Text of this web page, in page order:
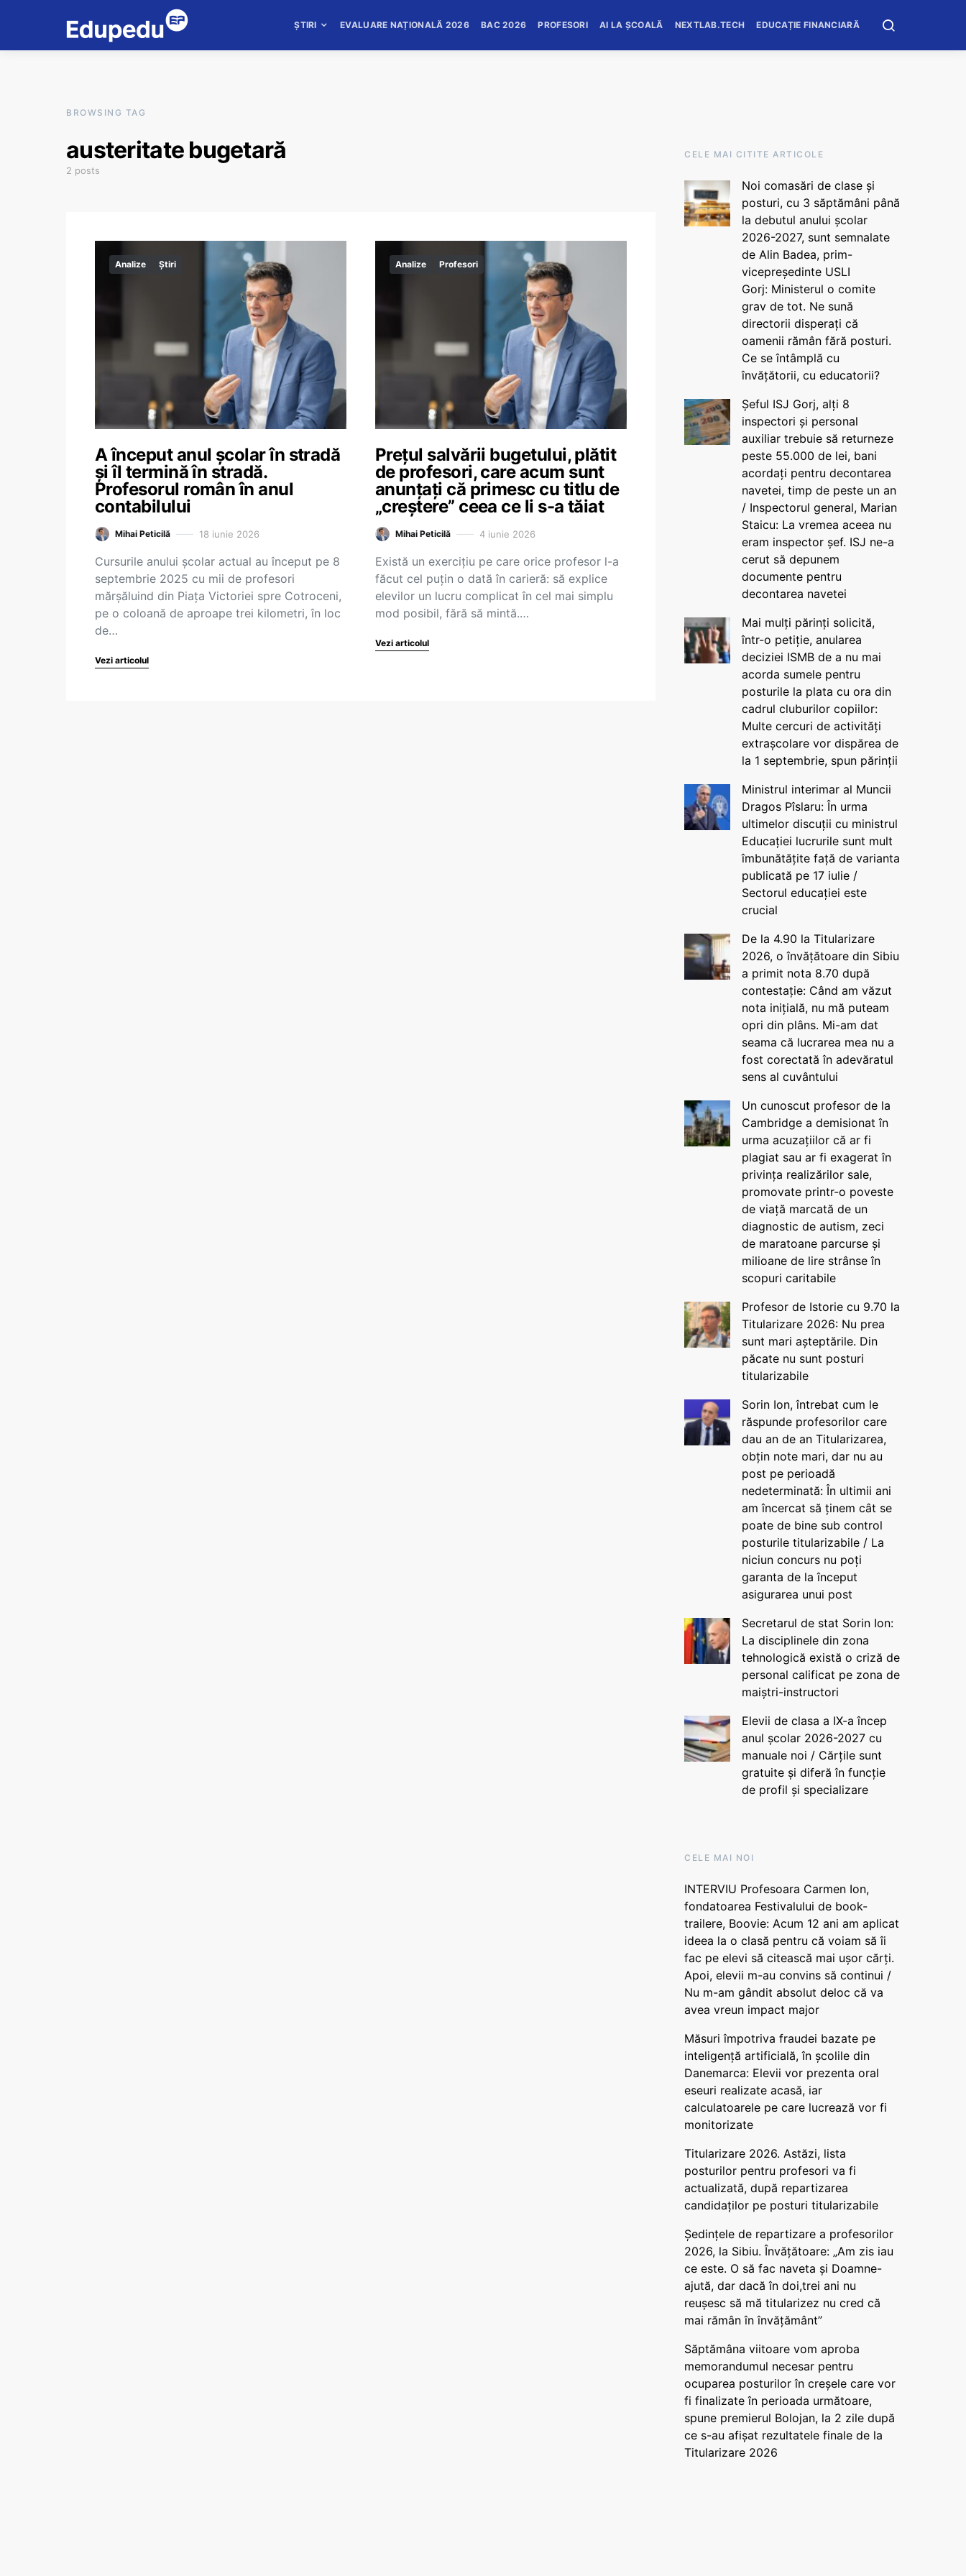
ȘTIRI EVALUARE NAȚIONALĂ 2026 BAC 2026 PROFESORI AI LA ȘCOALĂ NEXTLAB.TECH EDUCAȚIE FINANCIARĂ
BROWSING TAG
austeritate bugetară
2 posts
Analize Știri
A început anul școlar în stradă
și îl termină în stradă.
Profesorul român în anul
contabilului
Mihai Peticilă 18 iunie 2026
Cursurile anului școlar actual au început pe 8
septembrie 2025 cu mii de profesori
mărșăluind din Piața Victoriei spre Cotroceni,
pe o coloană de aproape trei kilometri, în loc
de…
Vezi articolul
Analize Profesori
Prețul salvării bugetului, plătit
de profesori, care acum sunt
anunțați că primesc cu titlu de
„creștere” ceea ce li s-a tăiat
Mihai Peticilă 4 iunie 2026
Există un exercițiu pe care orice profesor l-a
făcut cel puțin o dată în carieră: să explice
elevilor un lucru complicat în cel mai simplu
mod posibil, fără să mintă.…
Vezi articolul
CELE MAI CITITE ARTICOLE
Noi comasări de clase și
posturi, cu 3 săptămâni până
la debutul anului școlar
2026-2027, sunt semnalate
de Alin Badea, prim-
vicepreședinte USLI
Gorj: Ministerul o comite
grav de tot. Ne sună
directorii disperați că
oamenii rămân fără posturi.
Ce se întâmplă cu
învățătorii, cu educatorii?
Șeful ISJ Gorj, alți 8
inspectori și personal
auxiliar trebuie să returneze
peste 55.000 de lei, bani
acordați pentru decontarea
navetei, timp de peste un an
/ Inspectorul general, Marian
Staicu: La vremea aceea nu
eram inspector șef. ISJ ne-a
cerut să depunem
documente pentru
decontarea navetei
Mai mulți părinți solicită,
într-o petiție, anularea
deciziei ISMB de a nu mai
acorda sumele pentru
posturile la plata cu ora din
cadrul cluburilor copiilor:
Multe cercuri de activități
extrașcolare vor dispărea de
la 1 septembrie, spun părinții
Ministrul interimar al Muncii
Dragos Pîslaru: În urma
ultimelor discuții cu ministrul
Educației lucrurile sunt mult
îmbunătățite față de varianta
publicată pe 17 iulie /
Sectorul educației este
crucial
De la 4.90 la Titularizare
2026, o învățătoare din Sibiu
a primit nota 8.70 după
contestație: Când am văzut
nota inițială, nu mă puteam
opri din plâns. Mi-am dat
seama că lucrarea mea nu a
fost corectată în adevăratul
sens al cuvântului
Un cunoscut profesor de la
Cambridge a demisionat în
urma acuzațiilor că ar fi
plagiat sau ar fi exagerat în
privința realizărilor sale,
promovate printr-o poveste
de viață marcată de un
diagnostic de autism, zeci
de maratoane parcurse și
milioane de lire strânse în
scopuri caritabile
Profesor de Istorie cu 9.70 la
Titularizare 2026: Nu prea
sunt mari așteptările. Din
păcate nu sunt posturi
titularizabile
Sorin Ion, întrebat cum le
răspunde profesorilor care
dau an de an Titularizarea,
obțin note mari, dar nu au
post pe perioadă
nedeterminată: În ultimii ani
am încercat să ținem cât se
poate de bine sub control
posturile titularizabile / La
niciun concurs nu poți
garanta de la început
asigurarea unui post
Secretarul de stat Sorin Ion:
La disciplinele din zona
tehnologică există o criză de
personal calificat pe zona de
maiștri-instructori
Elevii de clasa a IX-a încep
anul școlar 2026-2027 cu
manuale noi / Cărțile sunt
gratuite și diferă în funcție
de profil și specializare
CELE MAI NOI
INTERVIU Profesoara Carmen Ion,
fondatoarea Festivalului de book-
trailere, Boovie: Acum 12 ani am aplicat
ideea la o clasă pentru că voiam să îi
fac pe elevi să citească mai ușor cărți.
Apoi, elevii m-au convins să continui /
Nu m-am gândit absolut deloc că va
avea vreun impact major
Măsuri împotriva fraudei bazate pe
inteligență artificială, în școlile din
Danemarca: Elevii vor prezenta oral
eseuri realizate acasă, iar
calculatoarele pe care lucrează vor fi
monitorizate
Titularizare 2026. Astăzi, lista
posturilor pentru profesori va fi
actualizată, după repartizarea
candidaților pe posturi titularizabile
Ședințele de repartizare a profesorilor
2026, la Sibiu. Învățătoare: „Am zis iau
ce este. O să fac naveta și Doamne-
ajută, dar dacă în doi,trei ani nu
reușesc să mă titularizez nu cred că
mai rămân în învățământ”
Săptămâna viitoare vom aproba
memorandumul necesar pentru
ocuparea posturilor în creșele care vor
fi finalizate în perioada următoare,
spune premierul Bolojan, la 2 zile după
ce s-au afișat rezultatele finale de la
Titularizare 2026